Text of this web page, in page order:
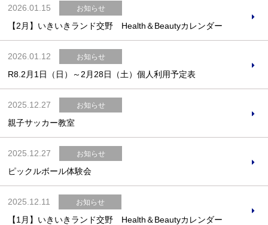
お問合せフォーム
交野市施設予約システム
2026.01.15 お知らせ
【2月】いきいきランド交野 Health＆Beautyカレンダー
2026.01.12 お知らせ
R8.2月1日（日）～2月28日（土）個人利用予定表
2025.12.27 お知らせ
親子サッカー教室
2025.12.27 お知らせ
ピックルボール体験会
2025.12.11 お知らせ
【1月】いきいきランド交野 Health＆Beautyカレンダー